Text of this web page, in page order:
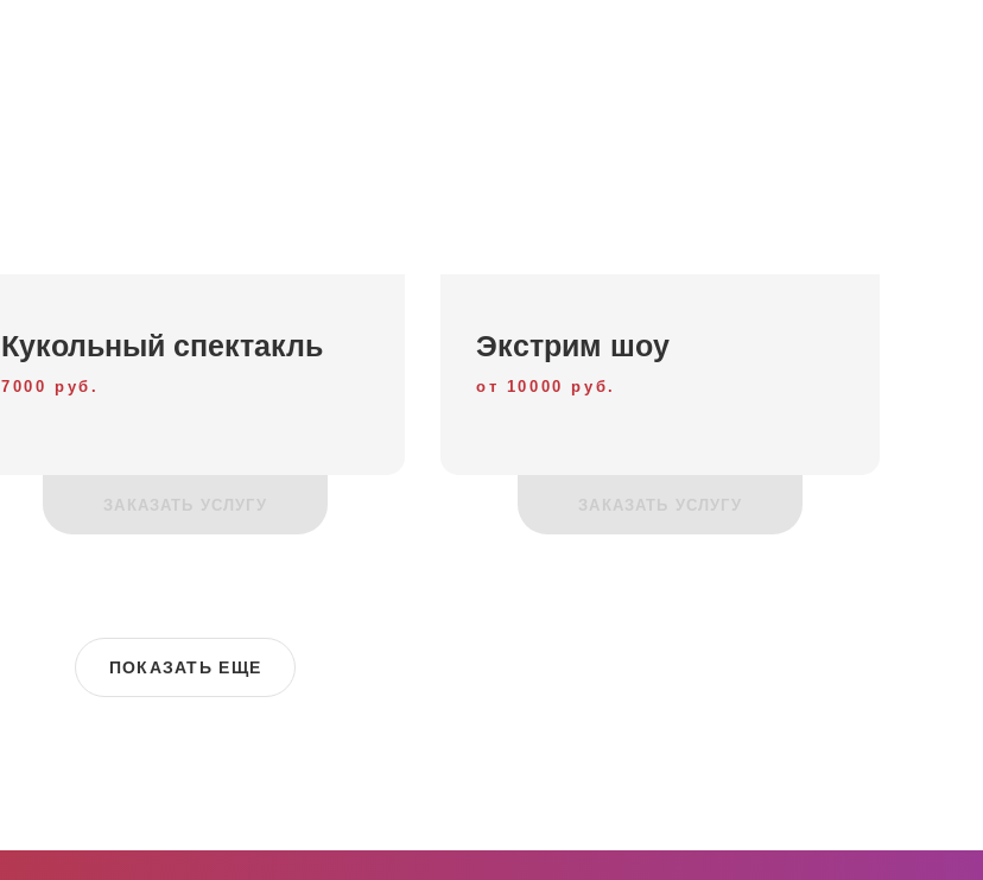
Кукольный спектакль
7000 руб.
ЗАКАЗАТЬ УСЛУГУ
Экстрим шоу
от 10000 руб.
ЗАКАЗАТЬ УСЛУГУ
ПОКАЗАТЬ ЕЩЕ